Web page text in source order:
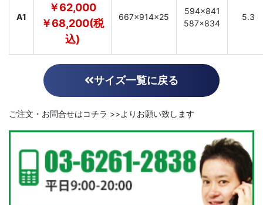
A1
￥62,000
￥68,200(税
込)
667×914×25
594×841
587×834
5.3
サイズ一覧に戻る
ご注文・お問合せはコチラ >>よりお願い致します